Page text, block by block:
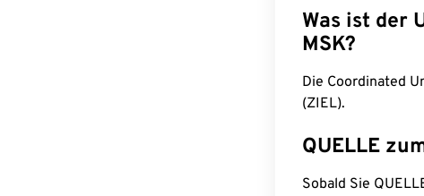
Was ist der
MSK?
Die Coordinated
(ZIEL).
QUELLE
Sobald Sie